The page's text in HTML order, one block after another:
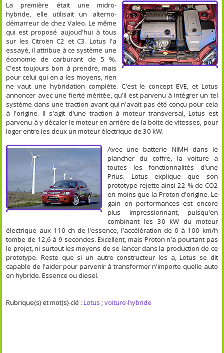
La première était une midro-
hybride, elle utilisait un alterno-
démarreur de chez Valeo. Le même
qui est proposé aujoud'hui à tous
sur les Citroën C2 et C3. Lotus l'a
essayé, il attribue à ce système une
économie de carburant de 5 %.
C'est toujours bon à prendre, mais
pour celui qui en a les moyens, rien
ne vaut une hybridation complète. C'est le concept EVE, et Lotus
annoncer avec une fierté méritée, qu'il est parvenu à intégrer un tel
système dans une traction avant qui n'avait pas été conçu pour cela
à l'origine. Il s'agit d'une traction à moteur transversal, Lotus est
parvenu à y décaler le moteur en arrière de la boite de vitesses, pour
loger entre les deux un moteur électrique de 30 kW.
Avec une batterie NiMH dans le
plancher du coffre, la voiture a
toutes les fonctionnalités d'une
Prius. Lotus explique que son
prototype rejette ainsi 22 % de CO2
en moins que la Proton d'origine. Le
gain en performances est encore
plus impressionnant, puisqu'en
combinant les 30 kW du moteur
électrique aux 110 ch de l'essence, l'accélération de 0 à 100 km/h
tombe de 12,6 à 9 secondes. Excellent, mais Proton n'a pourtant pas
le projet, ni surtout les moyens de se lancer dans la production de ce
prototype. Reste que si un autre constructeur les a, Lotus se dit
capable de l'aider pour parvenir à transformer n'importe quelle auto
en hybride. Essence ou diesel.
Rubrique(s) et mot(s)-clé :Lotus ;voiture-hybride